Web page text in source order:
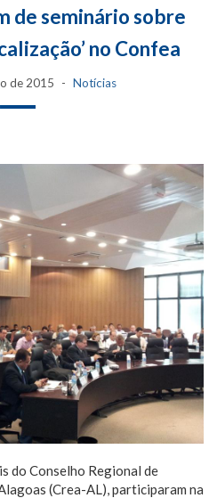
de seminário sobre
no Confea
de 2015 Notícias
do Conselho Regional de
(Crea-AL), participaram na